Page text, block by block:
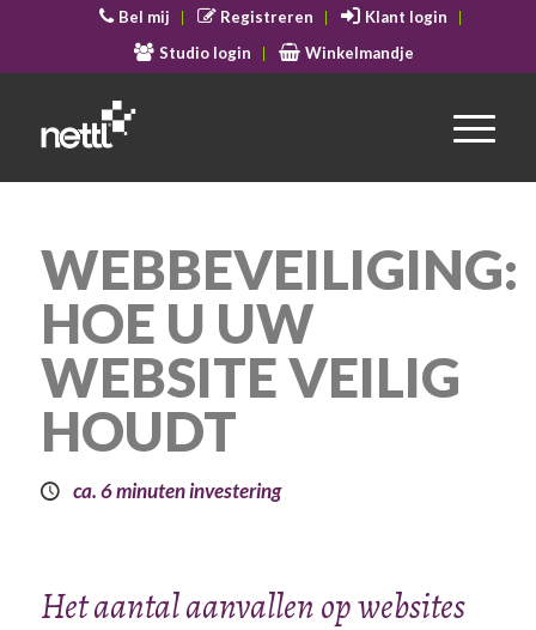
Bel mij Registreren
Klant login
Studio login
Winkelmandje
WEBBEVEILIGING:
HOE U UW
WEBSITE VEILIG
HOUDT
ca. 6 minuten investering
Het aantal aanvallen op websites